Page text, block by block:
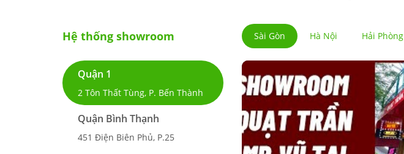
Hệ thống showroom Sài Gòn Hà Nội Hải Phòng
Quận 1
2 Tôn Thất Tùng, P. Bến Thành
Quận Bình Thạnh
451 Điện Biên Phủ, P.25